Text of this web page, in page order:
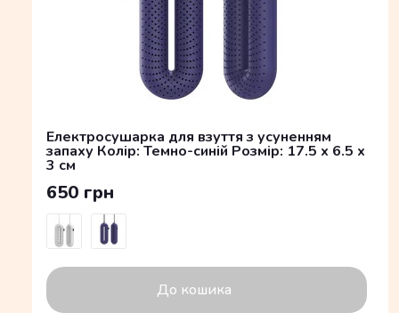
Електросушарка для взуття з усуненням
запаху Колір: Темно-синій Розмір: 17.5 x 6.5 x
3 см
650 грн
До кошика